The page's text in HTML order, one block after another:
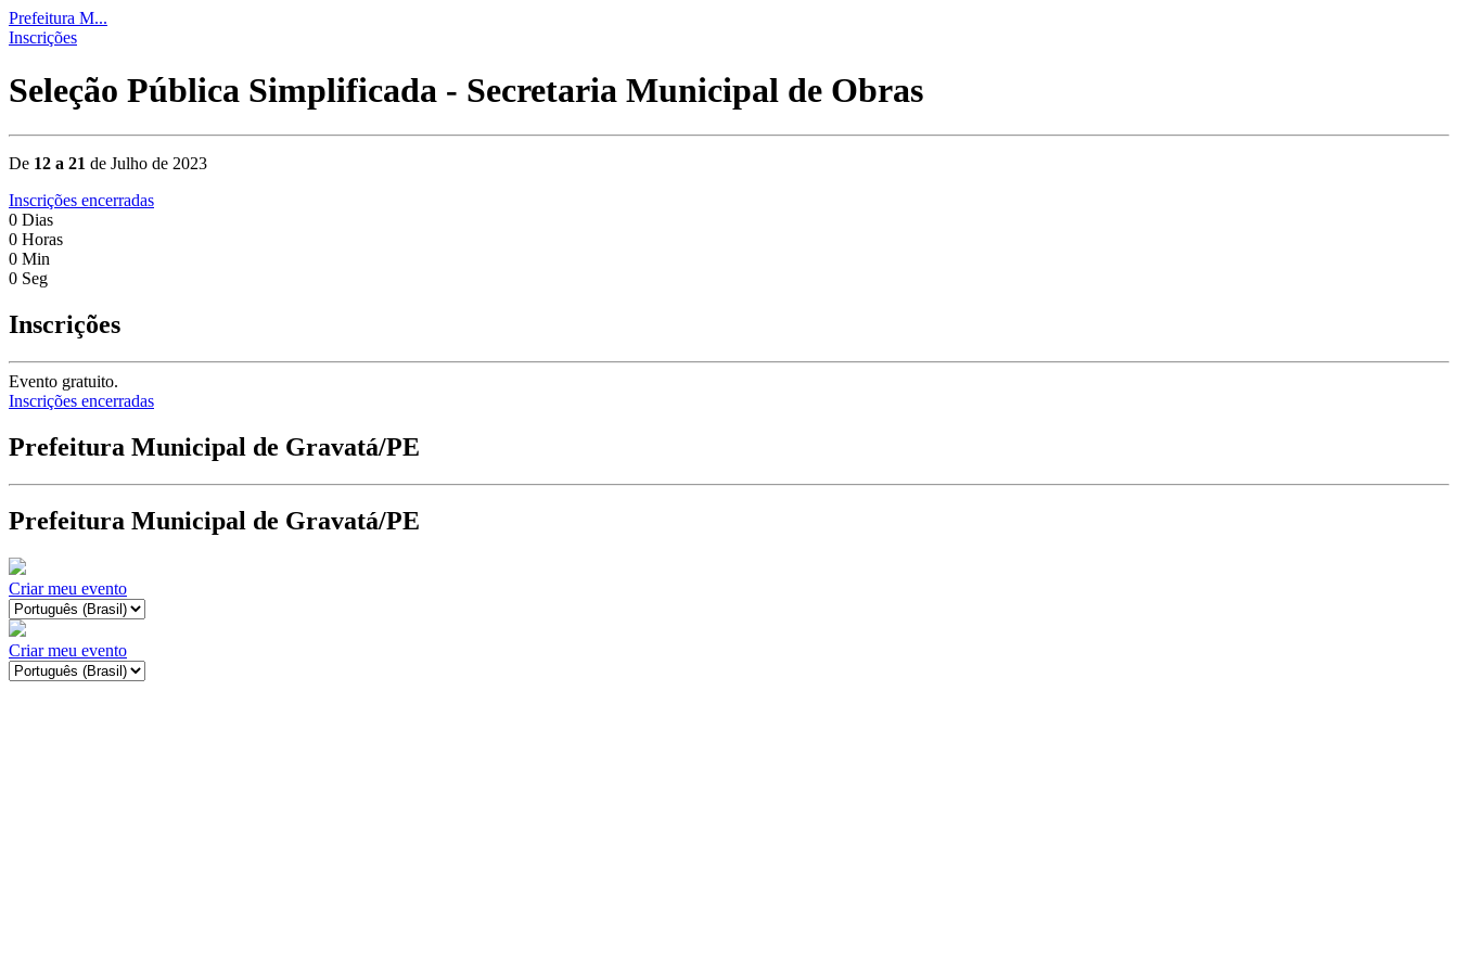
Prefeitura M...
Inscrições
Seleção Pública Simplificada - Secretaria Municipal de Obras
De 12 a 21 de Julho de 2023
Inscrições encerradas
0 Dias
0 Horas
0 Min
0 Seg
Inscrições
Evento gratuito.
Inscrições encerradas
Prefeitura Municipal de Gravatá/PE
Prefeitura Municipal de Gravatá/PE
Criar meu evento
Criar meu evento